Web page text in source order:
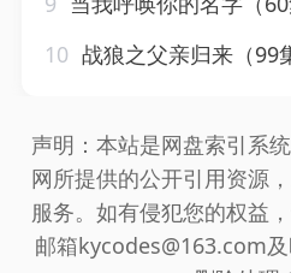
10 战狼之父亲归来（99集）张
声明：本站是网盘索引系
网所提供的公开引用资源
服务。如有侵犯您的权益
邮箱kycodes@163.com